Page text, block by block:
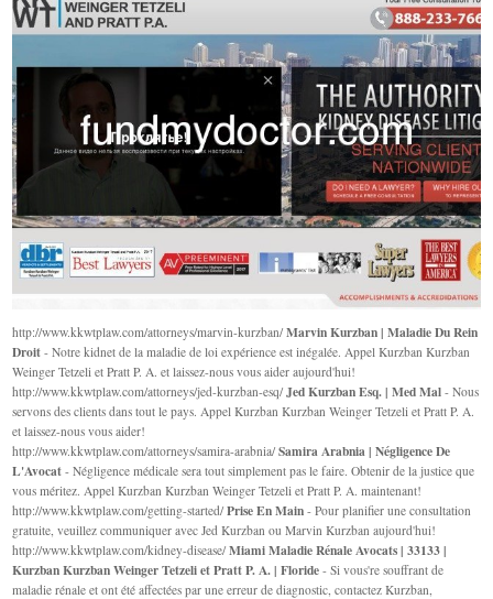
http://www.kkwtplaw.com/attorneys/marvin-kurzban/Marvin Kurzban | Maladie Du Rein
Droit - Notre kidnet de la maladie de loi expérience est inégalée. Appel Kurzban Kurzban
Weinger Tetzeli et Pratt P. A. et laissez-nous vous aider aujourd'hui!
http://www.kkwtplaw.com/attorneys/jed-kurzban-esq/Jed Kurzban Esq. | Med Mal - Nous
servons des clients dans tout le pays. Appel Kurzban Kurzban Weinger Tetzeli et Pratt P. A.
et laissez-nous vous aider!
http://www.kkwtplaw.com/attorneys/samira-arabnia/Samira Arabnia | Négligence De
L'Avocat - Négligence médicale sera tout simplement pas le faire. Obtenir de la justice que
vous méritez. Appel Kurzban Kurzban Weinger Tetzeli et Pratt P. A. maintenant!
http://www.kkwtplaw.com/getting-started/Prise En Main - Pour planifier une consultation
gratuite, veuillez communiquer avec Jed Kurzban ou Marvin Kurzban aujourd'hui!
http://www.kkwtplaw.com/kidney-disease/Miami Maladie Rénale Avocats | 33133 |
Kurzban Kurzban Weinger Tetzeli et Pratt P. A. | Floride - Si vous're souffrant de
maladie rénale et ont été affectées par une erreur de diagnostic, contactez Kurzban,